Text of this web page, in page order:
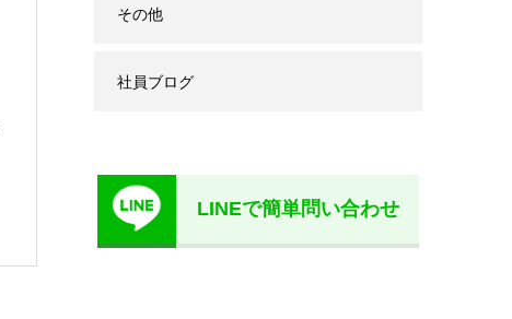
その他
社員ブログ
LINEで簡単問い合わせ